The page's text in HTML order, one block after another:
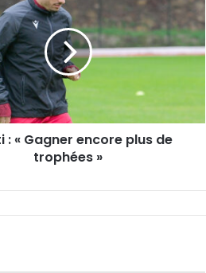
: « Gagner encore plus de
trophées »